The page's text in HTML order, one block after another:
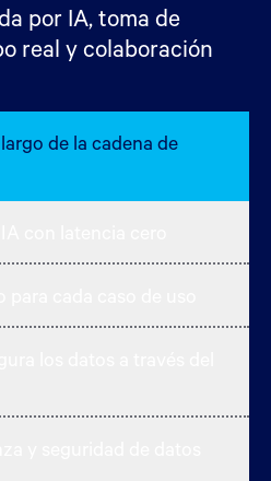
por IA, toma de
real y colaboración
de la cadena de